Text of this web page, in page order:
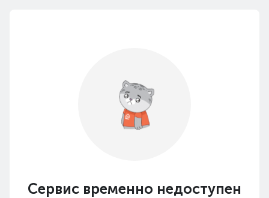
Сервис временно недоступен